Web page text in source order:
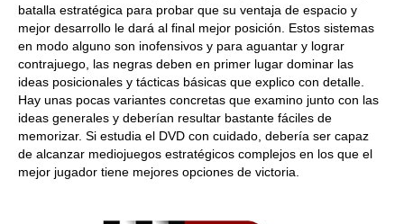
batalla estratégica para probar que su ventaja de espacio y
mejor desarrollo le dará al final mejor posición. Estos sistemas
en modo alguno son inofensivos y para aguantar y lograr
contrajuego, las negras deben en primer lugar dominar las
ideas posicionales y tácticas básicas que explico con detalle.
Hay unas pocas variantes concretas que examino junto con las
ideas generales y deberían resultar bastante fáciles de
memorizar. Si estudia el DVD con cuidado, debería ser capaz
de alcanzar mediojuegos estratégicos complejos en los que el
mejor jugador tiene mejores opciones de victoria.